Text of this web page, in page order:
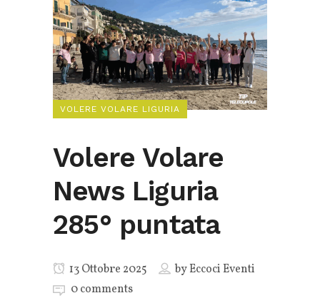
VOLERE VOLARE LIGURIA
Volere Volare
News Liguria
285° puntata
13 Ottobre 2025 byEccoci Eventi
0 comments